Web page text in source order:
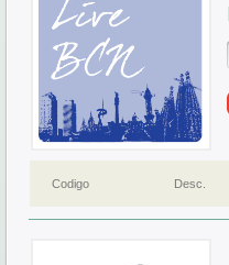
Codigo Desc.